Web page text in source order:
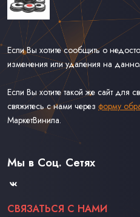
Если Вы хотите сообщить о
изменения или удаления на
Если Вы хотите такой же сайт для
свяжитесь с нами через форму
МаркетВинила.
Каталог Винила, CD и Кассет
Доставка и Оплата
Мы в Соц. Сетях
СВЯЗАТЬСЯ С НАМИ